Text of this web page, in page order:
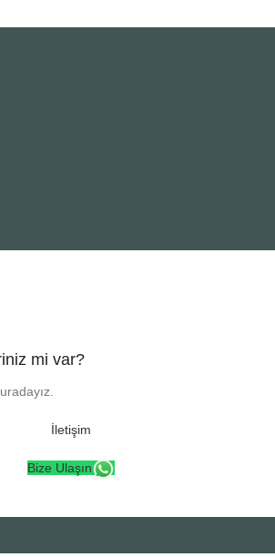
mi var?
İletişim
Bize Ulaşın